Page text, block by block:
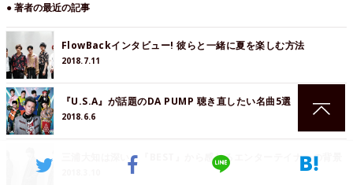
● 著者の最近の記事
FlowBackインタビュー! 彼らと一緒に夏を楽しむ方法
2018.7.11
『U.S.A』が話題のDA PUMP 聴き直したい名曲5選
2018.6.6
三浦大知は深い。『BEST』から感じるエンターテイナーの背景